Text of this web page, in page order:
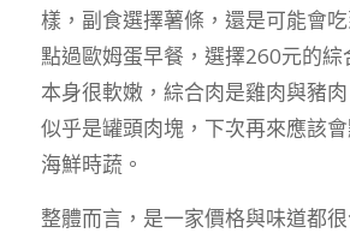
樣，副食選擇薯條，還是可能會
點過歐姆蛋早餐，選擇260元的綜
本身很軟嫩，綜合肉是雞肉與豬
似乎是罐頭肉塊，下次再來應該
海鮮時蔬。
整體而言，是一家價格與味道都